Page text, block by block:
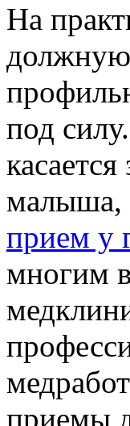
Нa
должную
под
малыша,
прием у
многим
приемы